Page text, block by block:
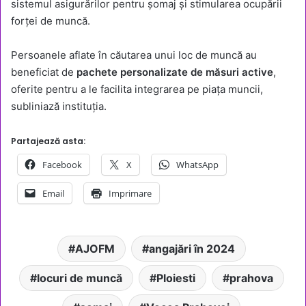
sistemul asigurărilor pentru șomaj și stimularea ocupării
forței de muncă.
Persoanele aflate în căutarea unui loc de muncă au
beneficiat de pachete personalizate de măsuri active,
oferite pentru a le facilita integrarea pe piața muncii,
subliniază instituția.
Partajează asta:
Facebook X WhatsApp
Email Imprimare
AJOFM angajări în 2024
locuri de muncă Ploiesti prahova